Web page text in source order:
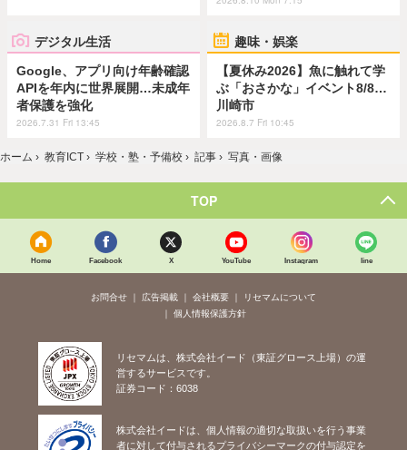
デジタル生活
Google、アプリ向け年齢確認
APIを年内に世界展開…未成年
者保護を強化
2026.7.31 Fri 13:45
趣味・娯楽
【夏休み2026】魚に触れて学
ぶ「おさかな」イベント8/8…
川崎市
2026.8.7 Fri 10:45
ホーム › 教育ICT › 学校・塾・予備校 › 記事 › 写真・画像
TOP
Home Facebook X YouTube Instagram line
お問合せ 広告掲載 会社概要
リセマムについて
個人情報保護方針
リセマムは、株式会社イード（東証グロース上場）の運
営するサービスです。
証券コード：6038
株式会社イードは、個人情報の適切な取扱いを行う事業
者に対して付与されるプライバシーマークの付与認定を